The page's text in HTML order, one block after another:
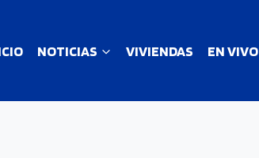
NOTICIAS VIVIENDAS EN VIVO